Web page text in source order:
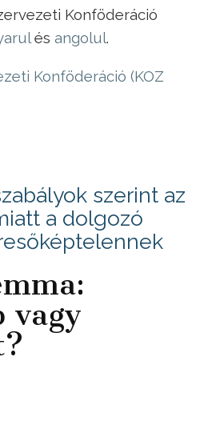
Konföderáció
és angolul.
Konföderáció (KOZ
szerint az
a dolgozó
vagy